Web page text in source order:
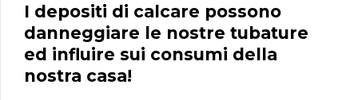
I depositi di calcare possono
danneggiare le nostre tubature
ed influire sui consumi della
nostra casa!